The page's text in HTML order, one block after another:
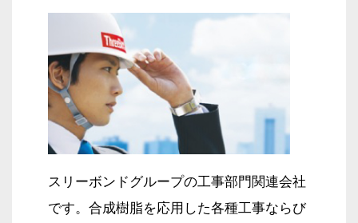
スリーボンドグループの工事部門関連会社
です。 合成樹脂を応用した各種工事ならび